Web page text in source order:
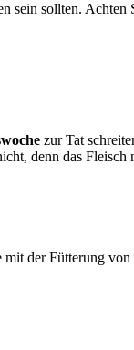
sein sollten.
zur Tat
denn das
mit der Fütterung